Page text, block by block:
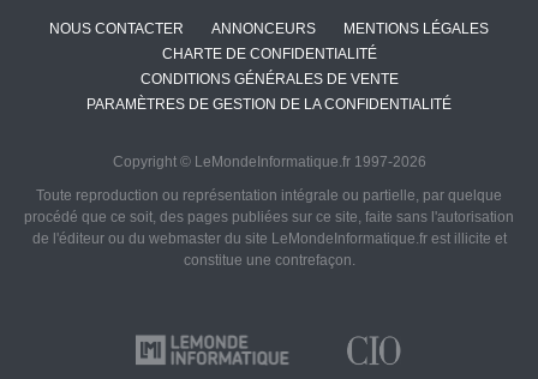
NOUS CONTACTER ANNONCEURS
MENTIONS LÉGALES
CHARTE DE CONFIDENTIALITÉ
CONDITIONS GÉNÉRALES DE VENTE
PARAMÈTRES DE GESTION DE LA CONFIDENTIALITÉ
Copyright © LeMondeInformatique.fr 1997-2026
Toute reproduction ou représentation intégrale ou partielle, par quelque
procédé que ce soit, des pages publiées sur ce site, faite sans l'autorisation
de l'éditeur ou du webmaster du site LeMondeInformatique.fr est illicite et
constitue une contrefaçon.